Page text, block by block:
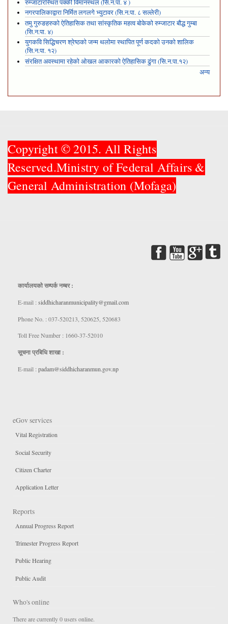
रुम्जाटारस्थित पक्की विमानस्थल (सि.न.पा. ४ )
नगरपालिकाद्वारा निर्मित लगलगे भ्युटावर (सि.न.पा. ८ सल्लेरी)
तमु गुरुङहरुको ऐतिहासिक तथा सांस्कृतिक महत्व बोकेको रुम्जाटार बौद्ध गुम्बा
(सि.न.पा. ४)
युगकवि सिद्धिचरण श्रेष्ठको जन्म थलोमा स्थापित पूर्ण कदको उनको शालिक
(सि.न.पा. १२)
संरक्षित अवस्थामा रहेको ओखल आकारको ऐतिहासिक ढुंगा (सि.न.पा.१२)
अन्य
Copyright © 2015. All Rights
Reserved.Ministry of Federal Affairs &
General Administration (Mofaga)
कार्यालयकाे सम्पर्क नम्बर :
E-mail : siddhicharanmunicipality@gmail.com
Phone No. : 037-520213, 520625, 520683
Toll Free Number : 1660-37-52010
सूचना प्रबिधि शाखा :
E-mail : padam@siddhicharanmun.gov.np
eGov services
Vital Registration
Social Security
Citizen Charter
Application Letter
Reports
Annual Progress Report
Trimester Progress Report
Public Hearing
Public Audit
Who's online
There are currently 0 users online.